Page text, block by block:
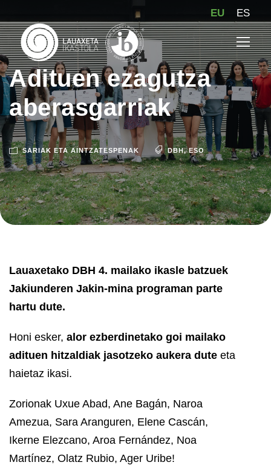
EU ES
Adituen ezagutza
aberasgarriak
SARIAK ETA AINTZATESPENAK DBH, ESO
Lauaxetako DBH 4. mailako ikasle batzuek
Jakiunderen Jakin-mina programan parte
hartu dute.
Honi esker, alor ezberdinetako goi mailako
adituen hitzaldiak jasotzeko aukera dute eta
haietaz ikasi.
Zorionak Uxue Abad, Ane Bagán, Naroa
Amezua, Sara Aranguren, Elene Cascán,
Ikerne Elezcano, Aroa Fernández, Noa
Martínez, Olatz Rubio, Ager Uribe!